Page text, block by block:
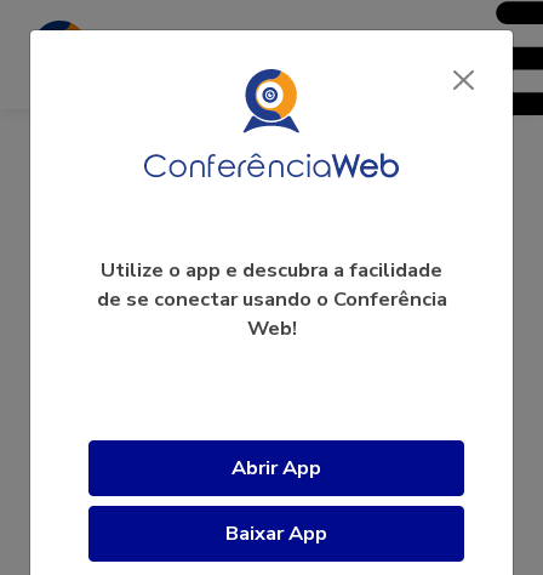
SIC UFSC 2024
A videoconferência ainda não começou.
Utilize o app e descubra a facilidade
de se conectar usando o Conferência
Web!
Abrir App
Baixar App